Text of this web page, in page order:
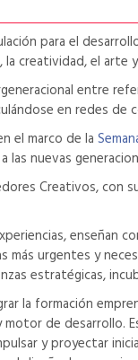
para el
creatividad, el arte
entre
en redes de
el marco de la
nuevas
Creativos,
enseñan
urgentes y
estratégicas,
la formación
de desarrollo.
y proyectar